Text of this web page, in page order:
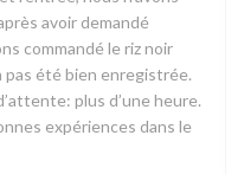
avoir demandé
commandé le riz noir
pas été bien enregistrée.
plus d’une heure.
expériences dans le